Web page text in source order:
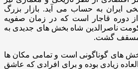
ایران به حساب می آید. بازار بزرگ
از دوره قاجار است که در زمان صفویه
ناصرالدین شاه بخش های جدیدی به
مسقف گشت.
بخش‌ های گوناگونی است و تمامی مکان ها
زیادی بوده و برای افرادی که عاشق